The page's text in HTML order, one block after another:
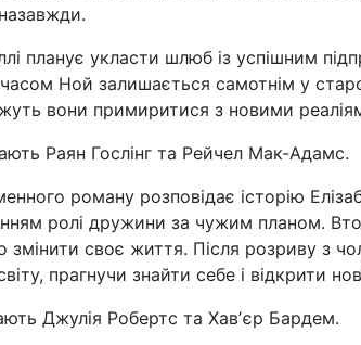
планує укласти шлюб із успішним
часом Ной залишається самотнім у
вони примиритися з новими
Раян Гослінг та Рейчел Мак-Адамс.
роману розповідає історію
ролі дружини за чужим планом.
змінити своє життя. Після розриву з
прагнучи знайти себе і відкрити
Джулія Робертс та Хавʼєр Бардем.